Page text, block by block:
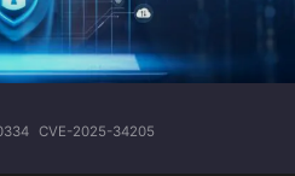
CVE-2025-34205